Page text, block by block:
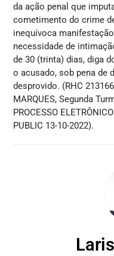
da ação penal que
cometimento do crime
inequívoca
necessidade de
de 30 (trinta) dias, diga
o acusado, sob pena de
desprovido. (RHC
MARQUES, Segunda
PROCESSO
PUBLIC 13-10-2022).